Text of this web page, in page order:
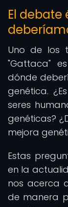
El debate
Uno de los
"Gattaca"
dónde
genética.
seres
genéticas?
mejora
Estas
en la
nos acerca
de manera